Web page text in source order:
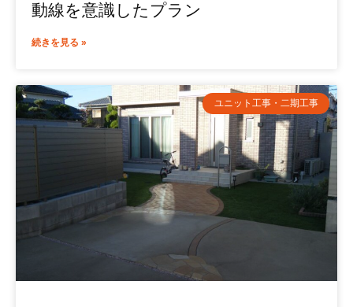
動線を意識したプラン
続きを見る »
ユニット工事・二期工事